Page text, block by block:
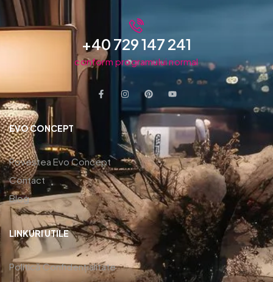
+40 729 147 241
conform programului normal
EVO CONCEPT
Povestea Evo Concept
Contact
Blog
LINKURI UTILE
Politică Confidențialitate